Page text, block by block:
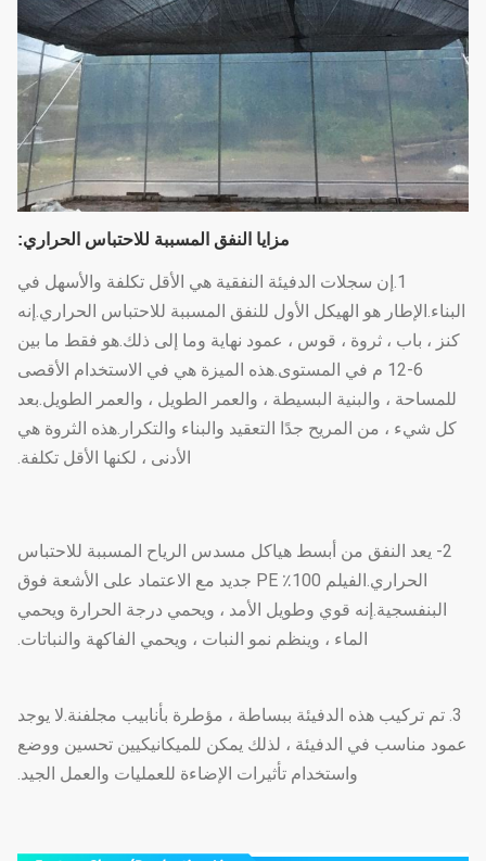
مزايا النفق المسببة للاحتباس الحراري:
1.إن سجلات الدفيئة النفقية هي الأقل تكلفة والأسهل في
البناء.الإطار هو الهيكل الأول للنفق المسببة للاحتباس الحراري.إنه
كنز ، باب ، ثروة ، قوس ، عمود نهاية وما إلى ذلك.هو فقط ما بين
6-12 م في المستوى.هذه الميزة هي في الاستخدام الأقصى
للمساحة ، والبنية البسيطة ، والعمر الطويل ، والعمر الطويل.بعد
كل شيء ، من المريح جدًا التعقيد والبناء والتكرار.هذه الثروة هي
الأدنى ، لكنها الأقل تكلفة.
2- يعد النفق من أبسط هياكل مسدس الرياح المسببة للاحتباس
الحراري.الفيلم 100٪ PE جديد مع الاعتماد على الأشعة فوق
البنفسجية.إنه قوي وطويل الأمد ، ويحمي درجة الحرارة ويحمي
الماء ، وينظم نمو النبات ، ويحمي الفاكهة والنباتات.
3. تم تركيب هذه الدفيئة ببساطة ، مؤطرة بأنابيب مجلفنة.لا يوجد
عمود مناسب في الدفيئة ، لذلك يمكن للميكانيكيين تحسين ووضع
واستخدام تأثيرات الإضاءة للعمليات والعمل الجيد.